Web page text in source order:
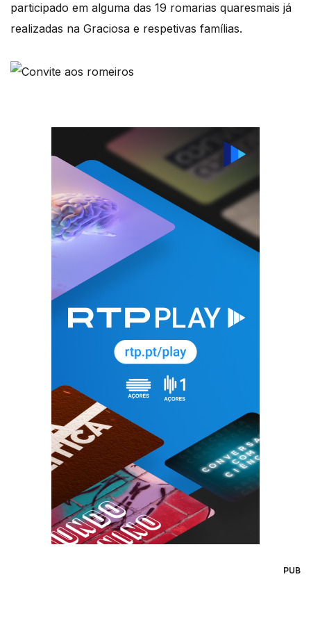
participado em alguma das 19 romarias quaresmais já
realizadas na Graciosa e respetivas famílias.
PUB